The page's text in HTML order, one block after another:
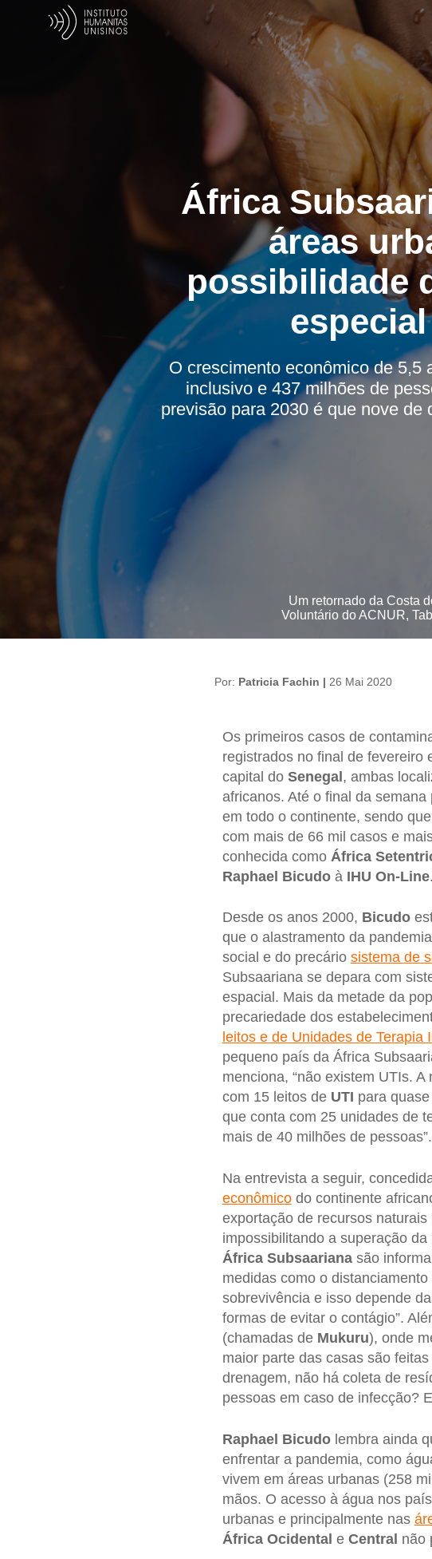
África
áreas
possibilidade
O crescimento econômico de 5,5
inclusivo e 437 milhões de
previsão para 2030 é que nove
Um retornado da Costa
Voluntário do ACNUR,
Por: Patricia Fachin | 26 Mai 2020
Os primeiros casos de
registrados no final de fevereiro
capital do Senegal, ambas
africanos. Até o final da
em todo o continente, sendo
com mais de 66 mil casos e
conhecida como África
Raphael Bicudoà IHU On-Line.
Desde os anos 2000, Bicudo
que o alastramento da
social e do precário sistema de
Subsaariana se depara com
espacial. Mais da metade da
precariedade dos
leitos e de Unidades de Terapia
pequeno país da África
menciona, “não existem UTIs.
com 15 leitos de UTI para
que conta com 25 unidades de
mais de 40 milhões de pessoas”.
Na entrevista a seguir,
econômicodo continente
exportação de recursos naturais
impossibilitando a superação
África Subsaarianasão
medidas como o
sobrevivência e isso depende
formas de evitar o contágio”.
(chamadas de Mukuru), onde
maior parte das casas são
drenagem, não há coleta de
pessoas em caso de infecção?
Raphael Bicudolembra ainda
enfrentar a pandemia, como
vivem em áreas urbanas (258
mãos. O acesso à água nos
urbanas e principalmente nas
África Ocidental e Central não